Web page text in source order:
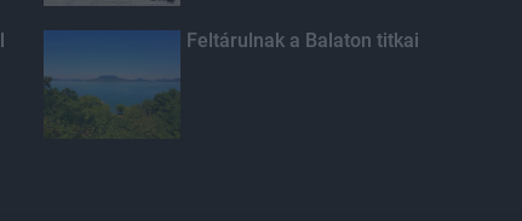
Feltárulnak a Balaton titkai